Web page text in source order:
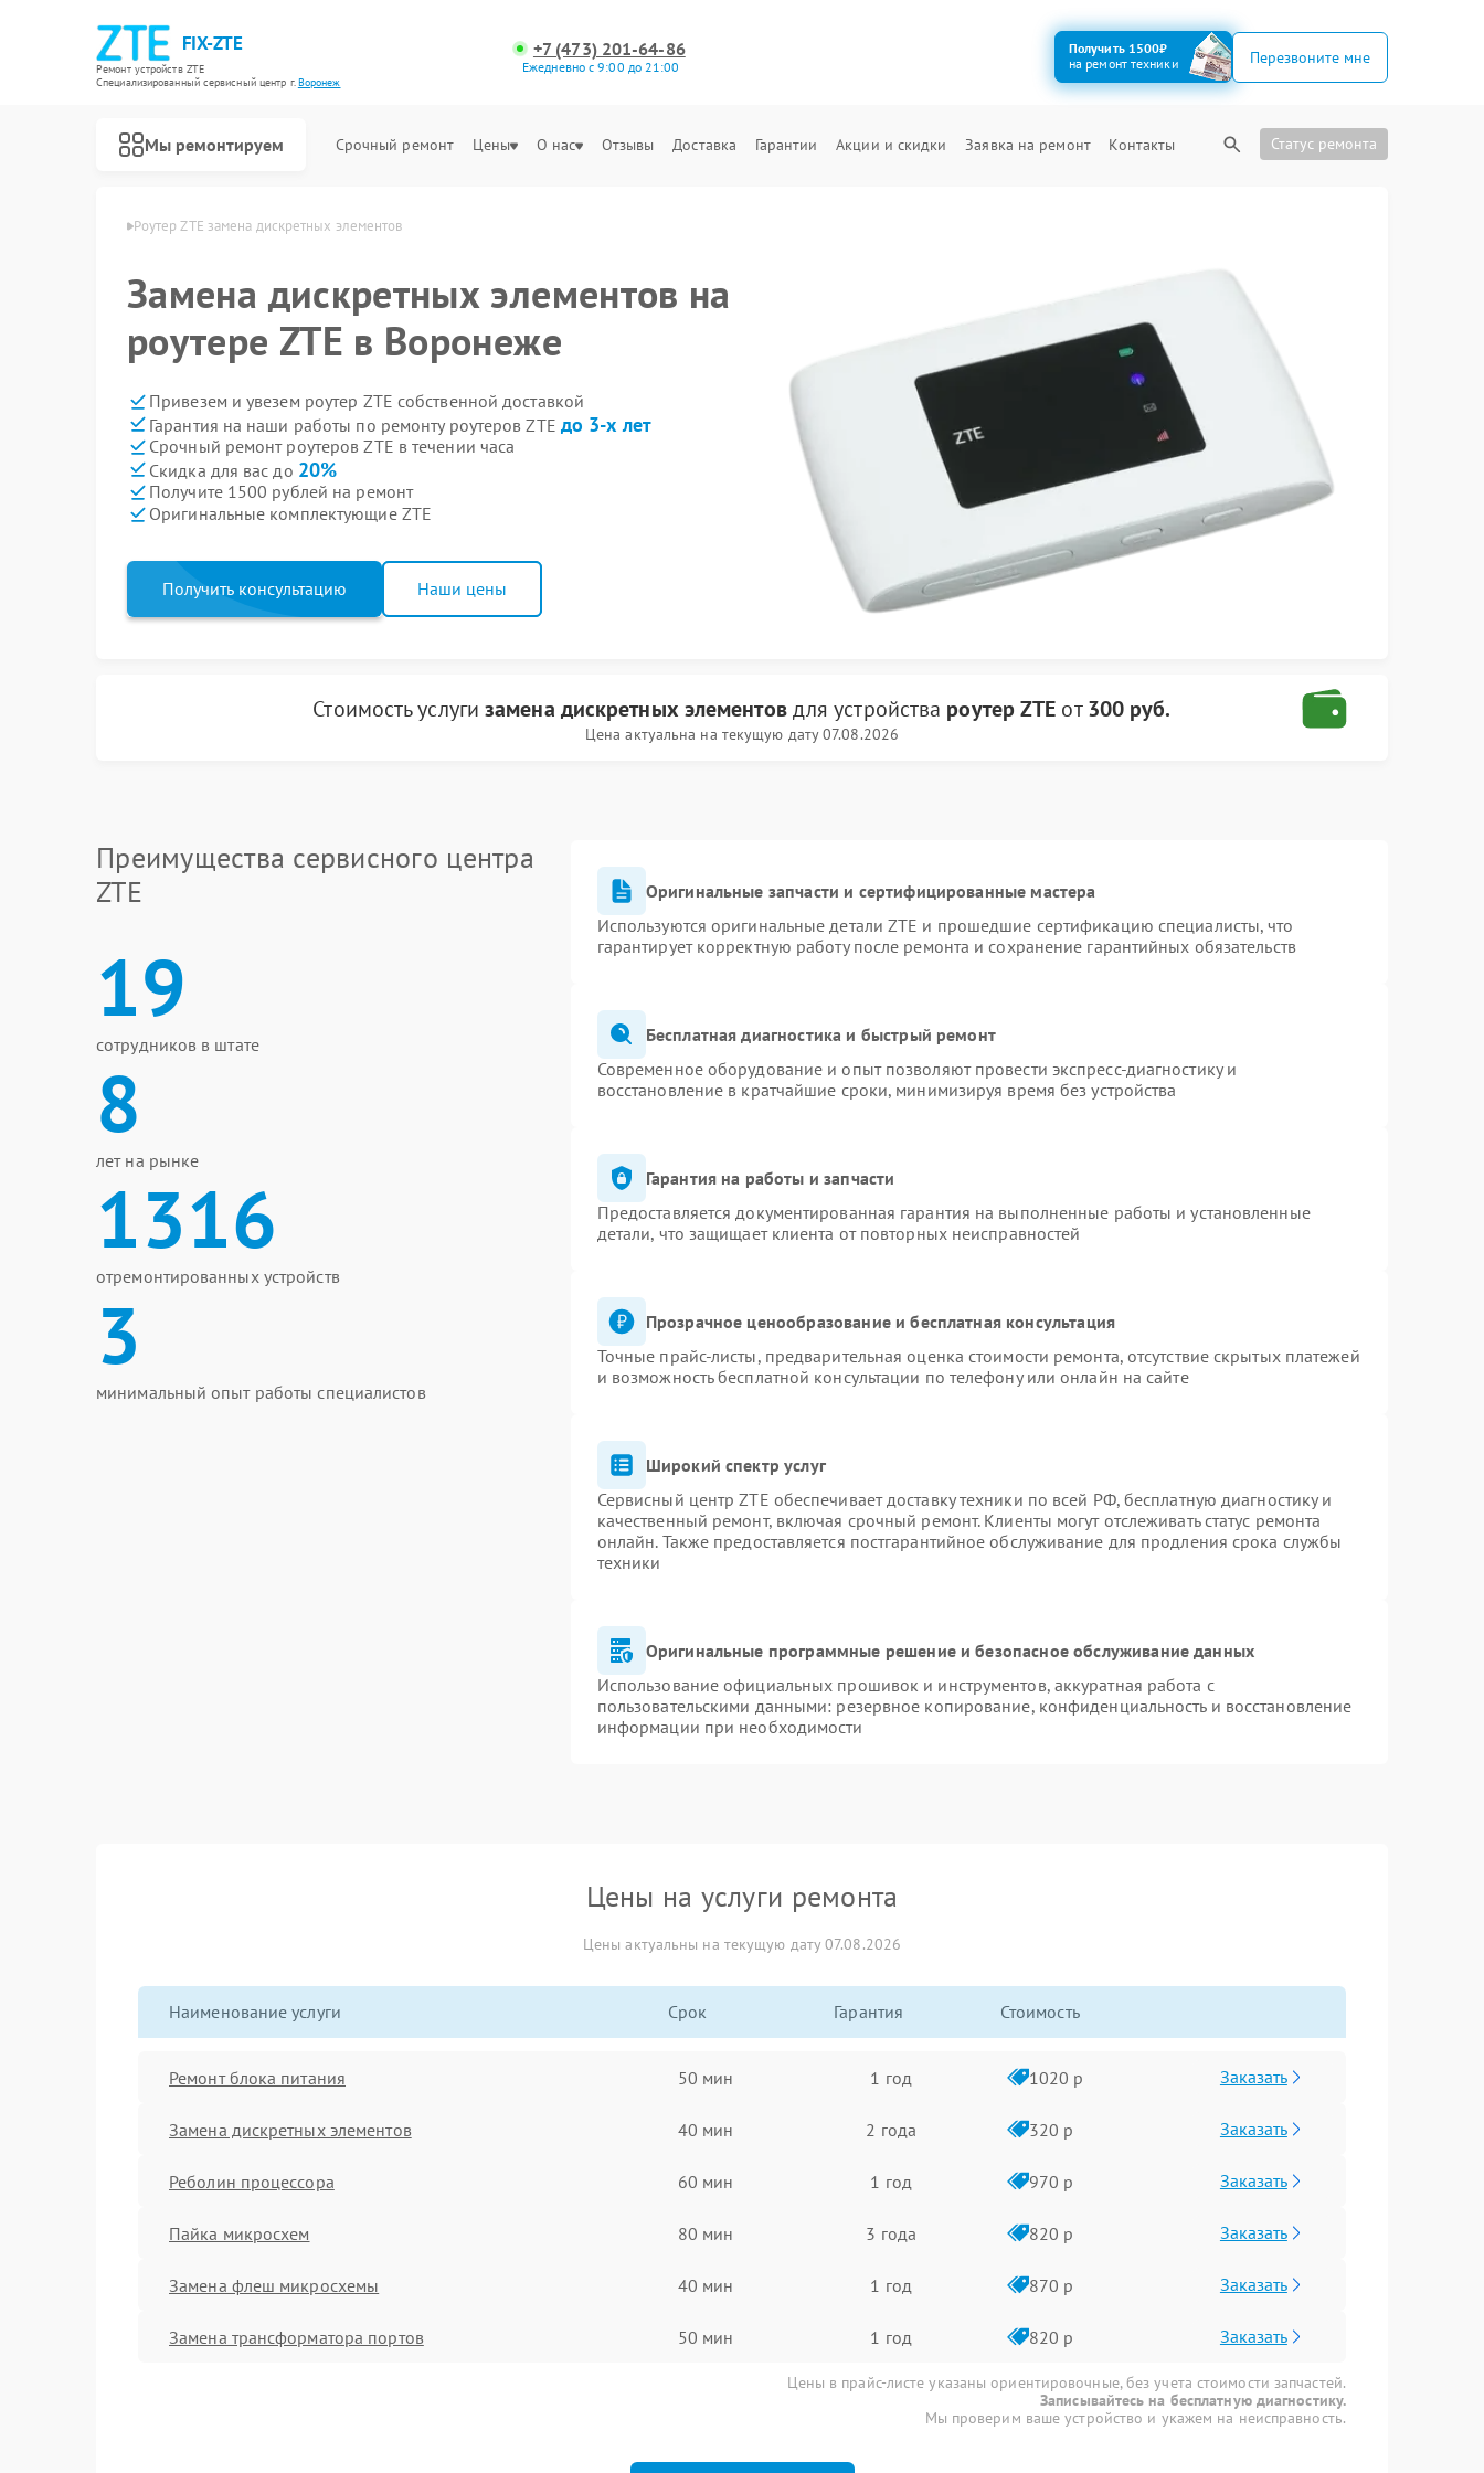
FIX-ZTE
Ремонт устройств ZTE
Специализированный cервисный центр г.Воронеж
+7 (473) 201-64-86
Ежедневно с 9:00 до 21:00
Получить 1500₽
на ремонт техники
Перезвоните мне
Мы ремонтируем Срочный ремонт Цены О нас Отзывы Доставка Гарантии Акции и скидки Заявка на ремонт Контакты Статус ремонта
Роутер ZTE замена дискретных элементов
Замена дискретных элементов на
роутере ZTE в Воронеже
Привезем и увезем роутер ZTE собственной доставкой
Гарантия на наши работы по ремонту роутеров ZTE до 3-х лет
Срочный ремонт роутеров ZTE в течении часа
Скидка для вас до 20%
Получите 1500 рублей на ремонт
Оригинальные комплектующие ZTE
Получить консультацию Наши цены
Стоимость услугизамена дискретных элементовдля устройства роутер ZTE от300 руб.
Цена актуальна на текущую дату 07.08.2026
Преимущества сервисного центра
ZTE
19
сотрудников в штате
8
лет на рынке
1316
отремонтированных устройств
3
минимальный опыт работы специалистов
Оригинальные запчасти и сертифицированные мастера
Используются оригинальные детали ZTE и прошедшие сертификацию специалисты, что
гарантирует корректную работу после ремонта и сохранение гарантийных обязательств
Бесплатная диагностика и быстрый ремонт
Современное оборудование и опыт позволяют провести экспресс-диагностику и
восстановление в кратчайшие сроки, минимизируя время без устройства
Гарантия на работы и запчасти
Предоставляется документированная гарантия на выполненные работы и установленные
детали, что защищает клиента от повторных неисправностей
Прозрачное ценообразование и бесплатная консультация
Точные прайс-листы, предварительная оценка стоимости ремонта, отсутствие скрытых платежей
и возможность бесплатной консультации по телефону или онлайн на сайте
Широкий спектр услуг
Сервисный центр ZTE обеспечивает доставку техники по всей РФ, бесплатную диагностику и
качественный ремонт, включая срочный ремонт. Клиенты могут отслеживать статус ремонта
онлайн. Также предоставляется постгарантийное обслуживание для продления срока службы
техники
Оригинальные программные решение и безопасное обслуживание данных
Использование официальных прошивок и инструментов, аккуратная работа с
пользовательскими данными: резервное копирование, конфиденциальность и восстановление
информации при необходимости
Цены на услуги ремонта
Цены актуальны на текущую дату 07.08.2026
Наименование услуги Срок Гарантия Стоимость
Ремонт блока питания 50 мин 1 год 1020 р Заказать
Замена дискретных элементов 40 мин 2 года 320 р Заказать
Реболин процессора 60 мин 1 год 970 р Заказать
Пайка микросхем 80 мин 3 года 820 р Заказать
Замена флеш микросхемы 40 мин 1 год 870 р Заказать
Замена трансформатора портов 50 мин 1 год 820 р Заказать
Цены в прайс-листе указаны ориентировочные, без учета стоимости запчастей.
Записывайтесь на бесплатную диагностику.
Мы проверим ваше устройство и укажем на неисправность.